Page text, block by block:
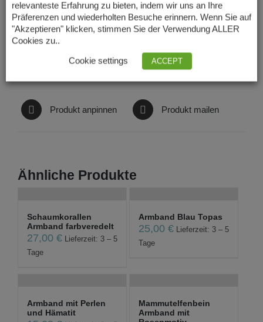
Auf Facebook teilen Produkt twittern
Produkt anpinnen Produkt mailen
Ähnliche Produkte
Schaumkorallen
Armband farbveredelt
27,00 €
Lieferzeit: 3 – 5
Tage
Armband Blau Topas
25,00€
Lieferzeit: 3 – 5
Tage
Armband mit Perlen
und Hämatit
Mammutelfenbein
Armband mit
relevanteste Erfahrung zu bieten, indem wir uns an Ihre
Präferenzen und wiederholten Besuche erinnern. Wenn Sie auf
"Akzeptieren" klicken, stimmen Sie der Verwendung ALLER
Cookies zu..
Cookie settings ACCEPT